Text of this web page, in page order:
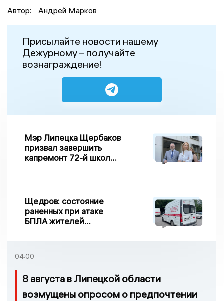
Автор:
Андрей Марков
Присылайте новости нашему
Дежурному – получайте
вознаграждение!
Мэр Липецка Щербаков
призвал завершить
капремонт 72-й школы
Щедров: состояние
раненных при атаке
БПЛА жителей
04:00
8 августа в Липецкой области
возмущены опросом о предпочтении